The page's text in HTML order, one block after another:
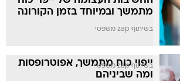
מתמשך ובמיוחד בזמן הקורונה
בשיתוף zap משפטי
ייפוי כוח מתמשך, אפוטרופסות
ומה שביניהם
בשיתוף zap משפטי